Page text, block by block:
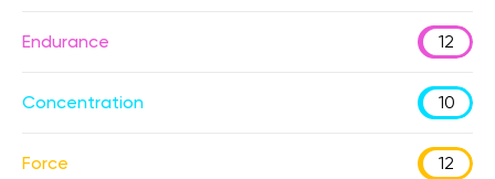
Endurance 12
Concentration 10
Force 12